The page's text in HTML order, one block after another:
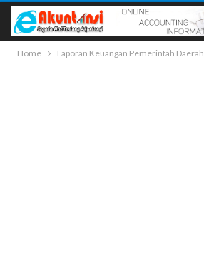
Home Laporan Keuangan Pemerintah Daerah